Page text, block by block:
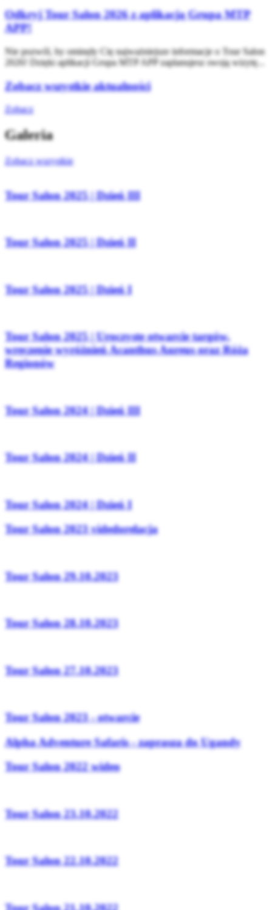
Odkryj Tour Salon 2026 z aplikacją Grupa MTP
APP!
Nie pozwól, by ominęły Cię najważniejsze informacje o Tour Salon
2026! Dzięki aplikacji Grupa MTP APP zaplanujesz swoją wizytę...
Zobacz wszystkie aktualności
Zobacz
Galeria
Zobacz wszystkie
Tour Salon 2025 | Dzień III
Tour Salon 2025 | Dzień II
Tour Salon 2025 | Dzień I
Tour Salon 2025 | Uroczyste otwarcie targów,
wręczenie wyróżnień Acanthus Aureus oraz Róża
Regionów
Tour Salon 2024 | Dzień III
Tour Salon 2024 | Dzień II
Tour Salon 2024 | Dzień I
Tour Salon 2023 videdorelacja
Tour Salon 29.10.2023
Tour Salon 28.10.2023
Tour Salon 27.10.2023
Tour Salon 2023 - otwarcie
Alpha Adventure Safaris - zaprasza do Ugandy
Tour Salon 2022 wideo
Tour Salon 23.10.2022
Tour Salon 22.10.2022